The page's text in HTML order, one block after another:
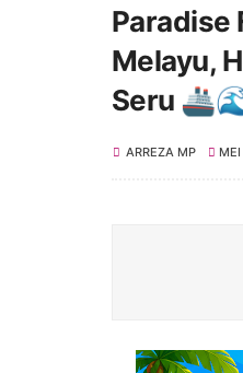
Paradise
Melayu,
Seru 🚢🌊
ARREZA MP